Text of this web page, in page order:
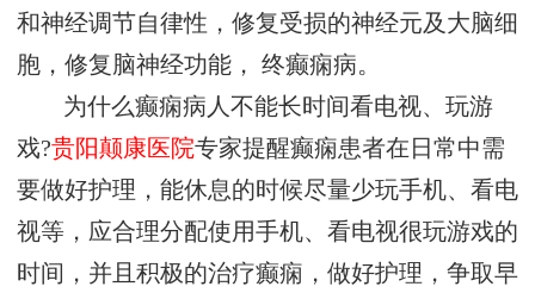
和神经调节自律性，修复受损的神经元及大脑细
胞，修复脑神经功能， 终癫痫病。
为什么癫痫病人不能长时间看电视、玩游
戏?贵阳颠康医院专家提醒癫痫患者在日常中需
要做好护理，能休息的时候尽量少玩手机、看电
视等，应合理分配使用手机、看电视很玩游戏的
时间，并且积极的治疗癫痫，做好护理，争取早